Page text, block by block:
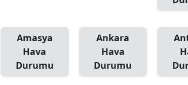
Amasya
Hava
Durumu
Ankara
Hava
Durumu